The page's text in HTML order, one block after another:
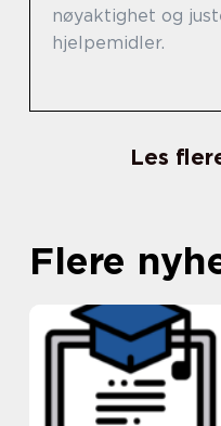
nøyaktighet og
hjelpemidler.
Les
Flere